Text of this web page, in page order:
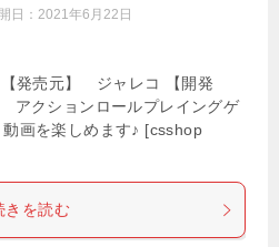
日： 2021年6月22日
発売元】 ジャレコ 【開発
クションロールプレイングゲ
画を楽しめます♪ [csshop
きを読む